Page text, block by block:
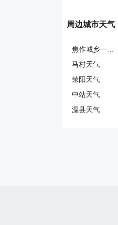
周边城市天气
焦作城乡一体化示范区天气
马村天气
荥阳天气
中站天气
温县天气